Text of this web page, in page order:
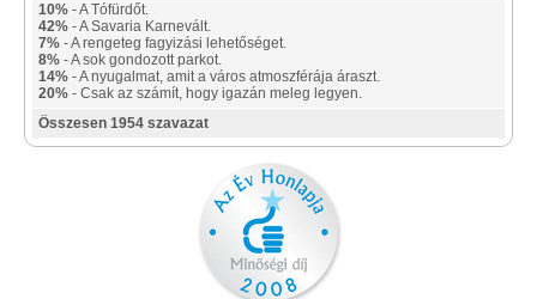
10% - A Tófürdőt.
42% - A Savaria Karnevált.
7% - A rengeteg fagyizási lehetőséget.
8% - A sok gondozott parkot.
14% - A nyugalmat, amit a város atmoszférája áraszt.
20% - Csak az számít, hogy igazán meleg legyen.
Összesen 1954 szavazat